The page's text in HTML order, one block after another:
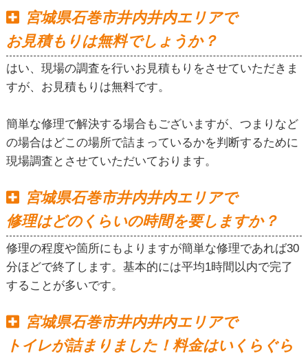
宮城県石巻市井内井内エリアで
お見積もりは無料でしょうか？
はい、現場の調査を行いお見積もりをさせていただきま
すが、お見積もりは無料です。
簡単な修理で解決する場合もございますが、つまりなど
の場合はどこの場所で詰まっているかを判断するために
現場調査とさせていただいております。
宮城県石巻市井内井内エリアで
修理はどのくらいの時間を要しますか？
修理の程度や箇所にもよりますが簡単な修理であれば30
分ほどで終了します。基本的には平均1時間以内で完了
することが多いです。
宮城県石巻市井内井内エリアで
トイレが詰まりました！料金はいくらぐら